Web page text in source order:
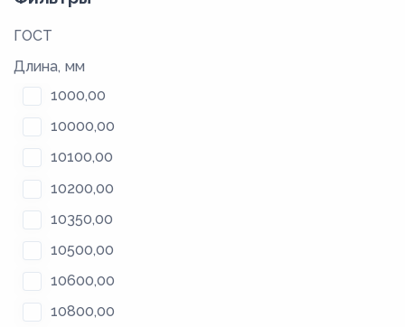
ГОСТ
Длина, мм
1000,00
10000,00
10100,00
10200,00
10350,00
10500,00
10600,00
10800,00